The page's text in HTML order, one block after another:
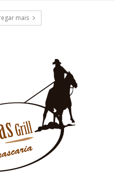
mais